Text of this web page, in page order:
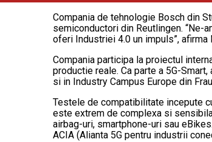
Abonamente Publicitate
Compania de tehnologie Bosch din
semiconductori din Reutlingen. “Ne-
oferi Industriei 4.0 un impuls”,
Compania participa la proiectul
productie reale. Ca parte a 5G-
si in Industry Campus Europe din
Testele de compatibilitate incepute
este extrem de complexa si
airbag-uri, smartphone-uri sau
ACIA (Alianta 5G pentru industrii